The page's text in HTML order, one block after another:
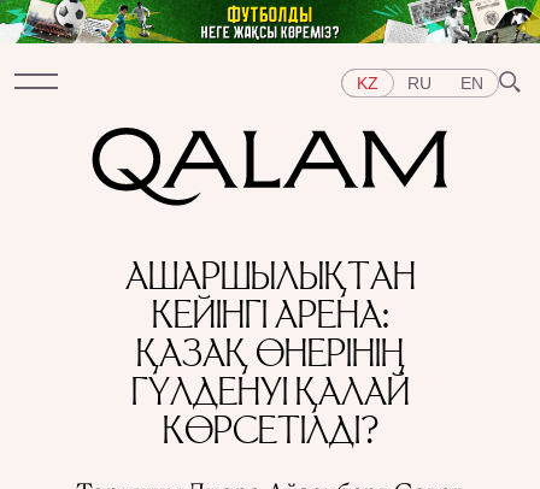
KZ RU EN
ДӘРІСТЕР ХИКАЯ
ҚЫСҚА-НҰСҚА
АРНАЙЫ ЖОБАЛАР
БАТЫС ОРТАЛЫҚ АЗИЯ
ҚАЗАҚСТАН
ӨНЕР ТАРИХ ДӘМІ
ҚАЛАЛАР
КСРО-ДАҒЫ ҚУҒЫН-СҮРГІН
ЭЛЕМЕНТТЕР
АШАРШЫЛЫҚТАН
КЕЙІНГІ АРЕНА:
ҚАЗАҚ ӨНЕРІНІҢ
ГҮЛДЕНУІ ҚАЛАЙ
КӨРСЕТІЛДІ?